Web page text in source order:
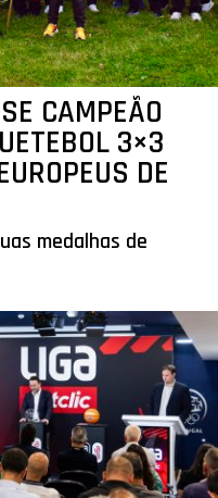
CAMPEÃO
3×3
DE
medalhas de